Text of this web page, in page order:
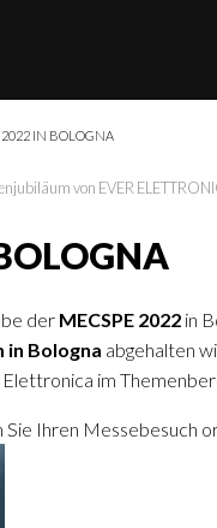
2022 IN BOLOGNA
von EVER
der MECSPE 2022 in
in Bologna abgehalten
im
Ihren Messebesuch